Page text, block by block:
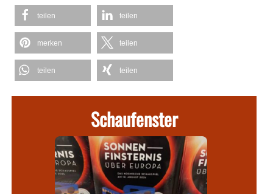
teilen teilen
merken teilen
teilen teilen
Schaufenster